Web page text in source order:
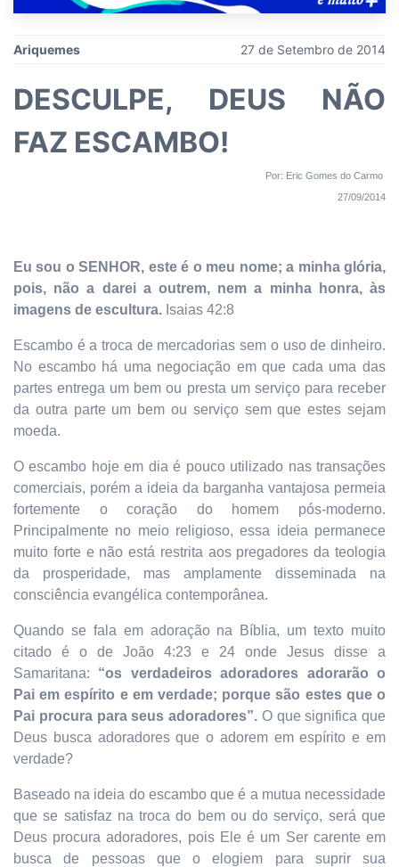
Ariquemes 27 de Setembro de 2014
DESCULPE, DEUS NÃO
FAZ ESCAMBO!
Por: Eric Gomes do Carmo
27/09/2014
Eu sou o SENHOR, este é o meu nome; a minha glória,
pois, não a darei a outrem, nem a minha honra, às
imagens de escultura. Isaias 42:8
Escambo é a troca de mercadorias sem o uso de dinheiro.
No escambo há uma negociação em que cada uma das
partes entrega um bem ou presta um serviço para receber
da outra parte um bem ou serviço sem que estes sejam
moeda.
O escambo hoje em dia é pouco utilizado nas transações
comerciais, porém a ideia da barganha vantajosa permeia
fortemente o coração do homem pós-moderno.
Principalmente no meio religioso, essa ideia permanece
muito forte e não está restrita aos pregadores da teologia
da prosperidade, mas amplamente disseminada na
consciência evangélica contemporânea.
Quando se fala em adoração na Bíblia, um texto muito
citado é o de João 4:23 e 24 onde Jesus disse a
Samaritana: “os verdadeiros adoradores adorarão o
Pai em espírito e em verdade; porque são estes que o
Pai procura para seus adoradores”. O que significa que
Deus busca adoradores que o adorem em espírito e em
verdade?
Baseado na ideia do escambo que é a mutua necessidade
que se satisfaz na troca do bem ou do serviço, será que
Deus procura adoradores, pois Ele é um Ser carente em
busca de pessoas que o elogiem para suprir sua